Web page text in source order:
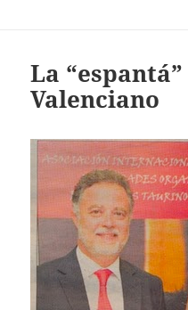
La
Valenciano